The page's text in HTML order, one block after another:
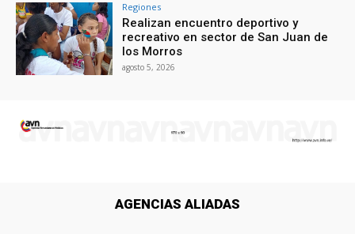
Regiones
Realizan encuentro deportivo y
recreativo en sector de San Juan de
los Morros
agosto 5, 2026
AGENCIAS ALIADAS